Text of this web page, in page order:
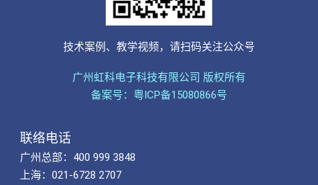
技术案例、教学视频，请扫码关注公众号
广州虹科电子科技有限公司 版权所有
备案号：粤ICP备15080866号
联络电话
广州总部：400 999 3848
上海：021-6728 2707